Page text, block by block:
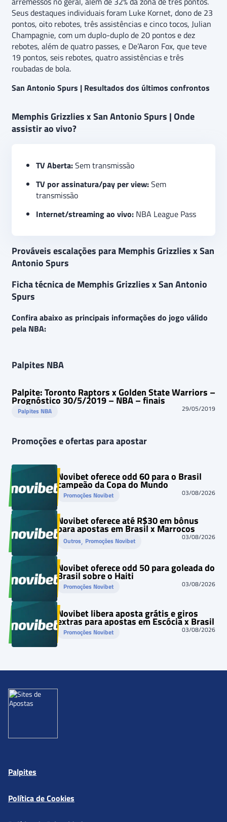
Seus destaques individuais foram Luke Kornet, dono de 23
pontos, oito rebotes, três assistências e cinco tocos, Julian
Champagnie, com um duplo-duplo de 20 pontos e dez
rebotes, além de quatro passes, e De’Aaron Fox, que teve
19 pontos, seis rebotes, quatro assistências e três
roubadas de bola.
San Antonio Spurs | Resultados dos últimos confrontos
Memphis Grizzlies x San Antonio Spurs | Onde
assistir ao vivo?
TV Aberta:Sem transmissão
TV por assinatura/pay per view:Sem
transmissão
Internet/streaming ao vivo: NBA League Pass
Prováveis escalações para Memphis Grizzlies x San
Antonio Spurs
Ficha técnica de Memphis Grizzlies x San Antonio
Spurs
Confira abaixo as principais informações do jogo válido
pela NBA:
Palpites NBA
Palpite: Toronto Raptors x Golden State Warriors –
Prognóstico 30/5/2019 – NBA – finais
Palpites NBA 29/05/2019
Promoções e ofertas para apostar
Novibet oferece odd 60 para o Brasil
campeão da Copa do Mundo
Promoções Novibet 03/08/2026
Novibet oferece até R$30 em bônus
para apostas em Brasil x Marrocos
Outros, Promoções Novibet 03/08/2026
Novibet oferece odd 50 para goleada do
Brasil sobre o Haiti
Promoções Novibet 03/08/2026
Novibet libera aposta grátis e giros
extras para apostas em Escócia x Brasil
Promoções Novibet 03/08/2026
Palpites
Política de Cookies